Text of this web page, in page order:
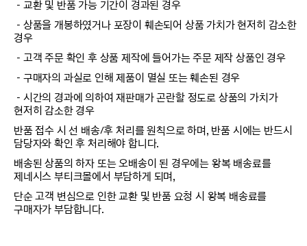
－교환 및 반품 가능 기간이 경과된 경우
－상품을 개봉하였거나 포장이 훼손되어 상품 가치가 현저히 감소한
경우
－고객 주문 확인 후 상품 제작에 들어가는 주문 제작 상품인 경우
－구매자의 과실로 인해 제품이 멸실 또는 훼손된 경우
－시간의 경과에 의하여 재판매가 곤란할 정도로 상품의 가치가
현저히 감소한 경우
반품 접수 시 선 배송/후 처리를 원칙으로 하며, 반품 시에는 반드시
담당자와 확인 후 처리해야 합니다.
배송된 상품의 하자 또는 오배송이 된 경우에는 왕복 배송료를
제네시스 부티크몰에서 부담하게 되며,
단순 고객 변심으로 인한 교환 및 반품 요청 시 왕복 배송료를
구매자가 부담합니다.